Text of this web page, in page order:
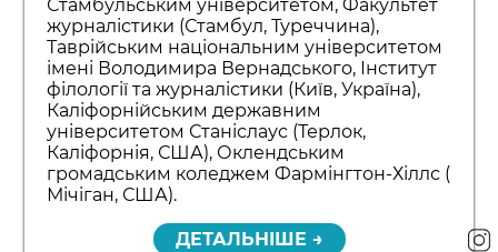
Стамбульським університетом, Факультет
журналістики (Стамбул, Туреччина),
Таврійським національним університетом
імені Володимира Вернадського, Інститут
філології та журналістики (Київ, Україна),
Каліфорнійським державним
університетом Станіслаус (Терлок,
Каліфорнія, США), Оклендським
громадським коледжем Фармінгтон-Хіллс (
Мічіган, США).
ДЕТАЛЬНІШЕ →